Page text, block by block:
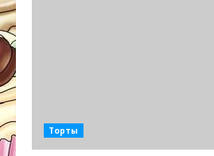
Торты